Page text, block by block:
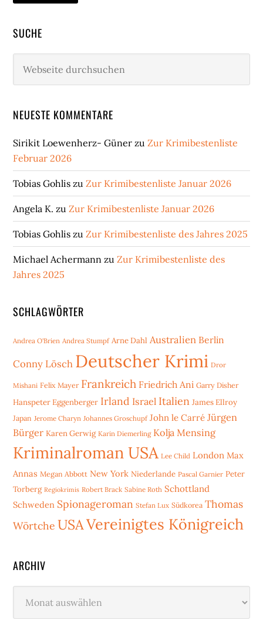
SUCHE
durchsuchen
NEUESTE KOMMENTARE
Sirikit Loewenherz- Güner zuZur Krimibestenliste
Februar 2026
Tobias Gohlis zuZur Krimibestenliste Januar 2026
Angela K. zuZur Krimibestenliste Januar 2026
Tobias Gohlis zuZur Krimibestenliste des Jahres 2025
Michael Achermann zuZur Krimibestenliste des
Jahres 2025
SCHLAGWÖRTER
Andrea O'Brien Andrea Stumpf Arne Dahl Australien Berlin
Conny Lösch Deutscher Krimi Dror
Mishani Felix Mayer Frankreich Friedrich Ani Garry Disher
Hanspeter Eggenberger Irland Israel Italien James Ellroy
Japan Jerome Charyn Johannes Groschupf John le Carré Jürgen
Bürger Karen Gerwig Karin Diemerling Kolja Mensing
Kriminalroman USA Lee Child London Max
Annas Megan Abbott New York Niederlande Pascal Garnier Peter
Torberg Regiokrimis Robert Brack Sabine Roth Schottland
Schweden Spionageroman Stefan Lux Südkorea Thomas
Wörtche USAVereinigtes Königreich
ARCHIV